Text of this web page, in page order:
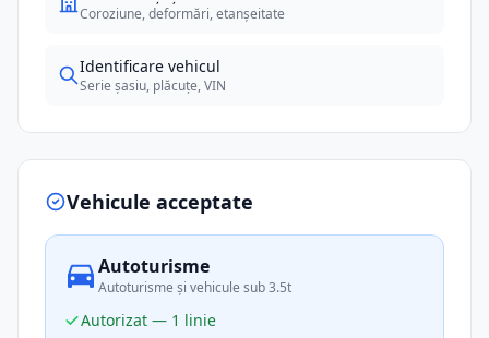
Coroziune, deformări, etanșeitate
Identificare vehicul
Serie șasiu, plăcuțe, VIN
Vehicule acceptate
Autoturisme
Autoturisme și vehicule sub 3.5t
Autorizat — 1 linie